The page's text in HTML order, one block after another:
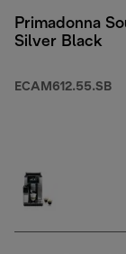
Primadonna
Silver Black
ECAM612.55.SB